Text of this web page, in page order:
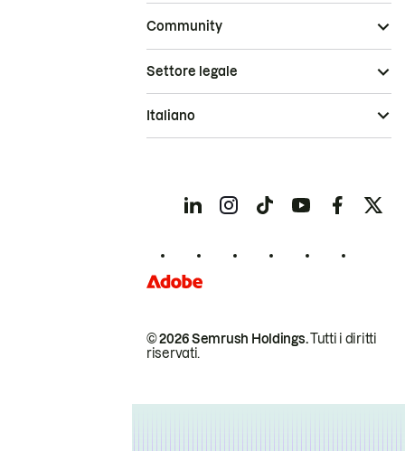
Community
© 2026 Semrush Holdings.Tutti i diritti
riservati.
Settore legale
Italiano